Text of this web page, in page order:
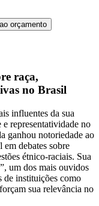
orçamento
raça,
no Brasil
influentes da sua
e representatividade no
ganhou notoriedade ao
em debates sobre
étnico-raciais. Sua
um dos mais ouvidos
de instituições como
sua relevância no